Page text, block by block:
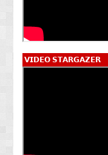
𝗩𝗜𝗗𝗘𝗢 𝗦𝗧𝗔𝗥𝗚𝗔𝗭𝗘𝗥